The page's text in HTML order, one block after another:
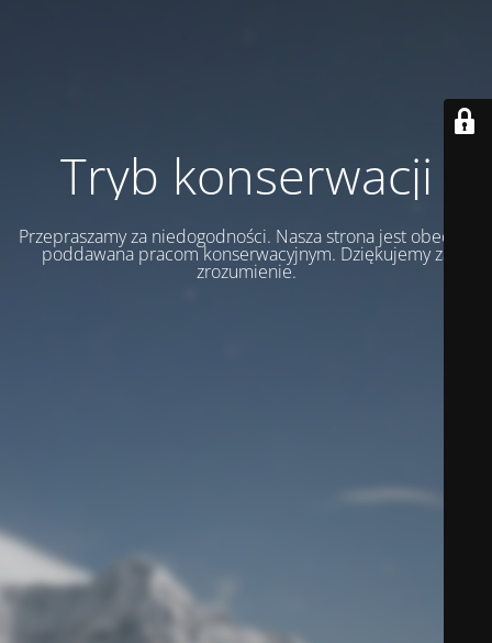
Tryb konserwacji
Przepraszamy za niedogodności. Nasza strona jest obecnie
poddawana pracom konserwacyjnym. Dziękujemy za
zrozumienie.